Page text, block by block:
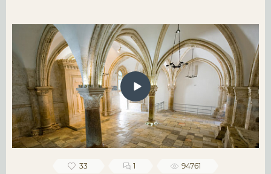
33 1 94761